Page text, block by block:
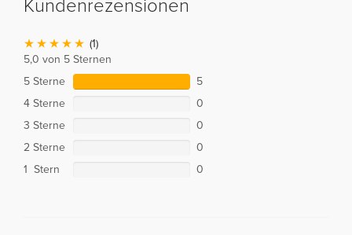
Kundenrezensionen
(1)
5,0 von 5 Sternen
5 Sterne
5
4 Sterne
0
3 Sterne
0
2 Sterne
0
1 Stern
0